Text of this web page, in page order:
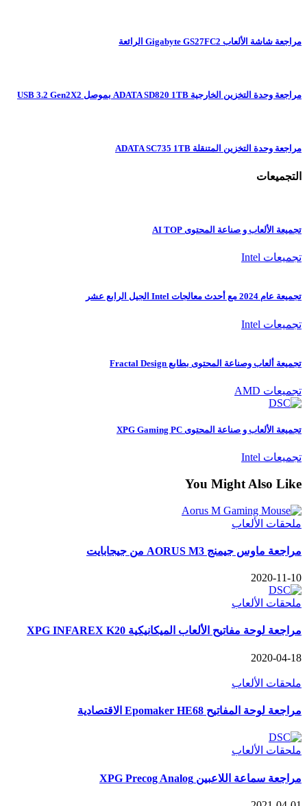
مراجعة شاشة الألعاب Gigabyte GS27FC2 الرائعة
مراجعة وحدة التخزين الخارجية ADATA SD820 1TB بموصل USB 3.2 Gen2X2
مراجعة وحدة التخزين المتنقلة ADATA SC735 1TB
التجميعات
تجميعة الألعاب و صناعة المحتوى AI TOP
تجميعات Intel
تجميعة عام 2024 مع أحدث معالجات Intel الجيل الرابع عشر
تجميعات Intel
تجميعة ألعاب وصناعة المحتوى بطابع Fractal Design
تجميعات AMD
تجميعة الألعاب و صناعة المحتوى XPG Gaming PC
تجميعات Intel
You Might Also Like
ملحقات الألعاب
مراجعة ماوس جيمنج AORUS M3 من جيجابايت
2020-11-10
ملحقات الألعاب
مراجعة لوحة مفاتيح الألعاب الميكانيكية XPG INFAREX K20
2020-04-18
ملحقات الألعاب
مراجعة لوحة المفاتيح Epomaker HE68 الاقتصادية
ملحقات الألعاب
مراجعة سماعة اللاعبين XPG Precog Analog